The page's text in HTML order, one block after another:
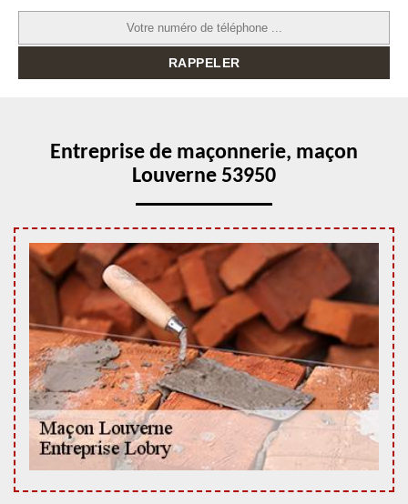
Entreprise de maçonnerie, maçon
Louverne 53950